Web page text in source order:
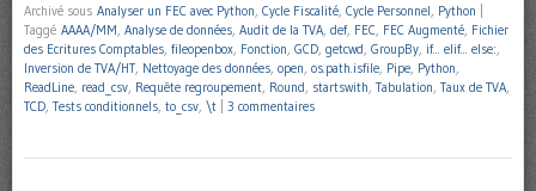
Archivé sous Analyser un FEC avec Python Cycle Fiscalité Cycle Personnel Python
Taggé AAAA/MM Analyse de données Audit de la TVA def, FEC FEC Augmenté Fichier
des Ecritures Comptables fileopenbox Fonction GCD getcwd GroupBy if... elif... else:
Inversion de TVA/HT Nettoyage des données open os.path.isfile Pipe Python
ReadLine read_csv Requête regroupement Round startswith Tabulation Taux de TVA
TCD Tests conditionnels to_csv \t 3 commentaires